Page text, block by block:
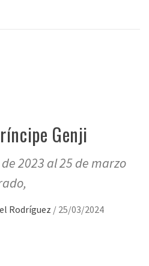
Genji
2023 al 25 de marzo
Rodríguez / 25/03/2024